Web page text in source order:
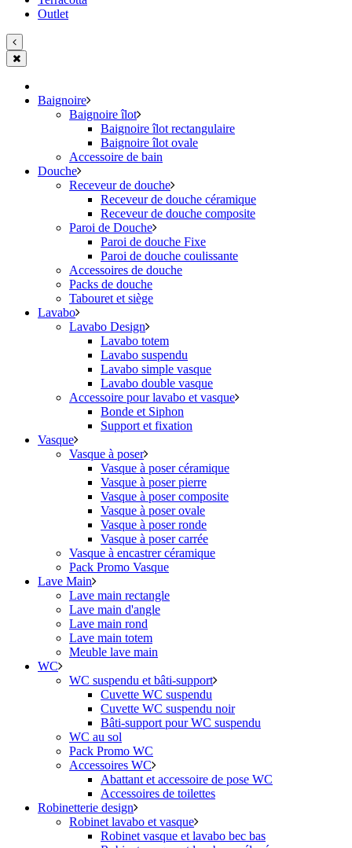
Outlet
Baignoire
Baignoire îlot
Baignoire îlot rectangulaire
Baignoire îlot ovale
Accessoire de bain
Douche
Receveur de douche
Receveur de douche céramique
Receveur de douche composite
Paroi de Douche
Paroi de douche Fixe
Paroi de douche coulissante
Accessoires de douche
Packs de douche
Tabouret et siège
Lavabo
Lavabo Design
Lavabo totem
Lavabo suspendu
Lavabo simple vasque
Lavabo double vasque
Accessoire pour lavabo et vasque
Bonde et Siphon
Support et fixation
Vasque
Vasque à poser
Vasque à poser céramique
Vasque à poser pierre
Vasque à poser composite
Vasque à poser ovale
Vasque à poser ronde
Vasque à poser carrée
Vasque à encastrer céramique
Pack Promo Vasque
Lave Main
Lave main rectangle
Lave main d'angle
Lave main rond
Lave main totem
Meuble lave main
WC
WC suspendu et bâti-support
Cuvette WC suspendu
Cuvette WC suspendu noir
Bâti-support pour WC suspendu
WC au sol
Pack Promo WC
Accessoires WC
Abattant et accessoire de pose WC
Accessoires de toilettes
Robinetterie design
Robinet lavabo et vasque
Robinet vasque et lavabo bec bas